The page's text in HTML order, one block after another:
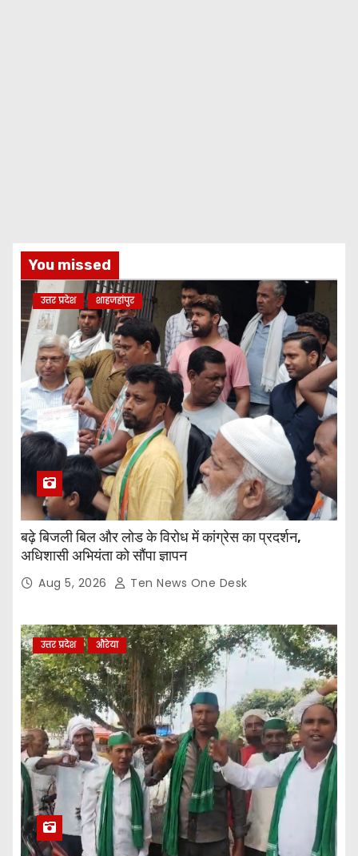
You missed
उत्तर प्रदेश शाहजहांपुर
बढ़े बिजली बिल और लोड के विरोध में कांग्रेस का प्रदर्शन,
अधिशासी अभियंता को सौंपा ज्ञापन
Aug 5, 2026 Ten News One Desk
उत्तर प्रदेश औरेया